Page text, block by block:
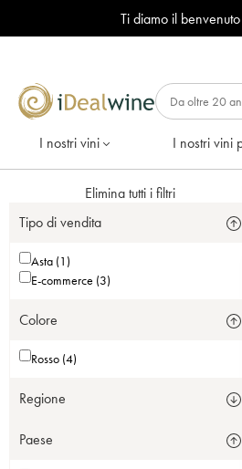
Ti diamo il
I nostri vini I nostri vini
Elimina tutti i filtri
Tipo di vendita
Asta (1)
E-commerce (3)
Colore
Rosso (4)
Regione
Paese